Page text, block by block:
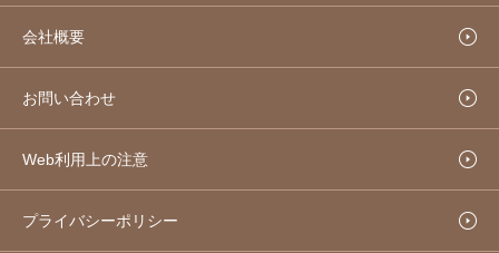
会社概要
お問い合わせ
Web利用上の注意
プライバシーポリシー